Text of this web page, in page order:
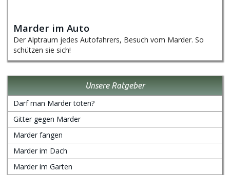
Marder im Auto
Der Alptraum jedes Autofahrers, Besuch vom Marder. So
schützen sie sich!
Unsere Ratgeber
Darf man Marder töten?
Gitter gegen Marder
Marder fangen
Marder im Dach
Marder im Garten